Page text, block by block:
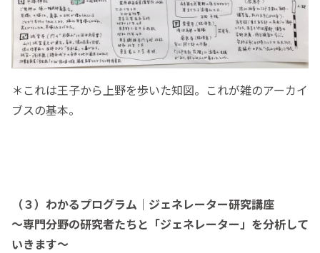
＊これは王子から上野を歩いた知図。これが雑のアーカイ
ブスの基本。
（３）わかるプログラム｜ジェネレーター研究講座
〜専門分野の研究者たちと「ジェネレーター」を分析して
いきます〜